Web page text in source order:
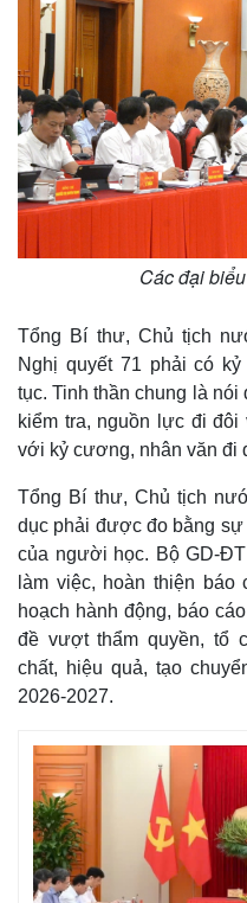
Bóng đá
Lịch thi đấu bóng đá
Thế giới thể thao
eSports
Hậu trường
Các đại
Tổng Bí thư, Chủ tịch
Nghị quyết 71 phải có
tục. Tinh thần chung là
kiểm tra, nguồn lực đi
với kỷ cương, nhân văn đi
Tổng Bí thư, Chủ tịch
dục phải được đo bằng
của người học. Bộ GD-
làm việc, hoàn thiện
hoạch hành động, báo
đề vượt thẩm quyền, tổ
chất, hiệu quả, tạo
2026-2027.